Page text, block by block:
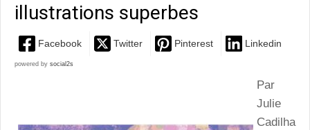
illustrations superbes
Facebook Twitter Pinterest Linkedin
powered by social2s
Par
Julie
Cadilha